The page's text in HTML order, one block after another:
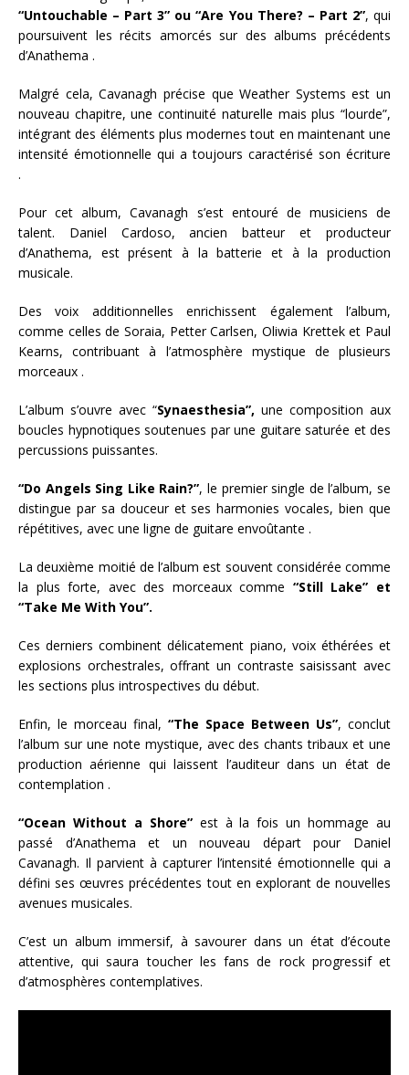
“Untouchable – Part 3” ou “Are You There? – Part 2”, qui
poursuivent les récits amorcés sur des albums précédents
d’Anathema .
Malgré cela, Cavanagh précise que Weather Systems est un
nouveau chapitre, une continuité naturelle mais plus “lourde”,
intégrant des éléments plus modernes tout en maintenant une
intensité émotionnelle qui a toujours caractérisé son écriture
.
Pour cet album, Cavanagh s’est entouré de musiciens de
talent. Daniel Cardoso, ancien batteur et producteur
d’Anathema, est présent à la batterie et à la production
musicale.
Des voix additionnelles enrichissent également l’album,
comme celles de Soraia, Petter Carlsen, Oliwia Krettek et Paul
Kearns, contribuant à l’atmosphère mystique de plusieurs
morceaux .
L’album s’ouvre avec “Synaesthesia”, une composition aux
boucles hypnotiques soutenues par une guitare saturée et des
percussions puissantes.
“Do Angels Sing Like Rain?”, le premier single de l’album, se
distingue par sa douceur et ses harmonies vocales, bien que
répétitives, avec une ligne de guitare envoûtante .
La deuxième moitié de l’album est souvent considérée comme
la plus forte, avec des morceaux comme “Still Lake” et
“Take Me With You”.
Ces derniers combinent délicatement piano, voix éthérées et
explosions orchestrales, offrant un contraste saisissant avec
les sections plus introspectives du début.
Enfin, le morceau final, “The Space Between Us”, conclut
l’album sur une note mystique, avec des chants tribaux et une
production aérienne qui laissent l’auditeur dans un état de
contemplation .
“Ocean Without a Shore”est à la fois un hommage au
passé d’Anathema et un nouveau départ pour Daniel
Cavanagh. Il parvient à capturer l’intensité émotionnelle qui a
défini ses œuvres précédentes tout en explorant de nouvelles
avenues musicales.
C’est un album immersif, à savourer dans un état d’écoute
attentive, qui saura toucher les fans de rock progressif et
d’atmosphères contemplatives.